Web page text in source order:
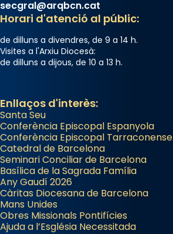
secgral@arqbcn.cat
Horari d'atenció al públic:
de dilluns a divendres, de 9 a 14 h.
Visites a l'Arxiu Diocesà:
de dilluns a dijous, de 10 a 13 h.
Enllaços d'interès:
Santa Seu
Conferència Episcopal Espanyola
Conferència Episcopal Tarraconense
Catedral de Barcelona
Seminari Conciliar de Barcelona
Basílica de la Sagrada Família
Any Gaudí 2026
Càritas Diocesana de Barcelona
Mans Unides
Obres Missionals Pontifícies
Ajuda a l’Església Necessitada